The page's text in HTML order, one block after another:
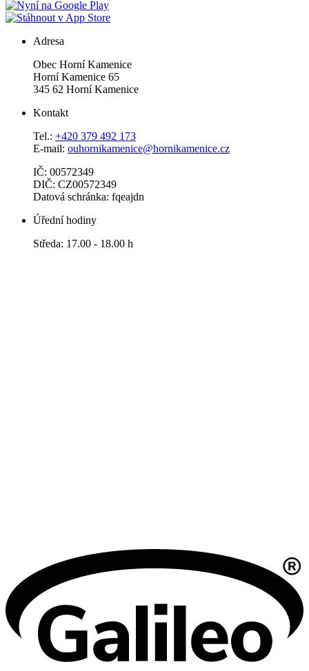
Adresa
Obec Horní Kamenice
Horní Kamenice 65
345 62 Horní Kamenice
Kontakt
Tel.: +420 379 492 173
E-mail: ouhornikamenice@hornikamenice.cz
IČ: 00572349
DIČ: CZ00572349
Datová schránka: fqeajdn
Úřední hodiny
Středa: 17.00 - 18.00 h